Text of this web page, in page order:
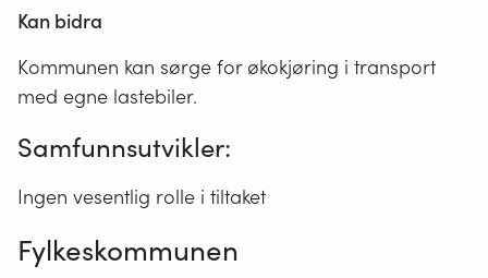
Kan bidra
Kommunen kan sørge for økokjøring i transport
med egne lastebiler.
Samfunnsutvikler:
Ingen vesentlig rolle i tiltaket
Fylkeskommunen